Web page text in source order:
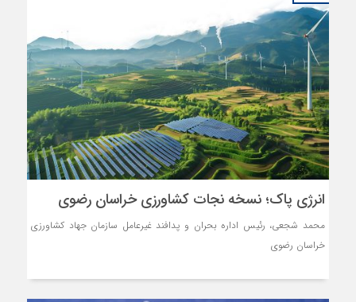
محدودی شرکت، وجود یک مافیای قدیمی در این حوزه و ضعف نظارت موثر بر
این بخش گلایه دارند و جمع این مسائل را عامل تشدید مشکلات در این
حوزه می‌دانند. تداوم این شرایط، علاوه بر افزایش هزینه‌های تولید و رشد
قیمت محصولات، روند تامین کالاهای اساسی همچون شیر، گوشت و تخم‌مرغ
را تا پایان سال با تهدید مواجه می‌کند و لزوم اتخاذ تصمیمات فوری و
هماهنگ برای مدیریت این بحران را برجسته می‌سازد. فعالان این بخش در
استان خراسان رضوی، دغدغه‌هایی جدی پیرامون تداوم این رویه دارند:
انرژی پاک؛ نسخه نجات کشاورزی خراسان رضوی
محمد شجعی، رئیس اداره بحران و پدافند غیرعامل سازمان جهاد کشاورزی
خراسان رضوی